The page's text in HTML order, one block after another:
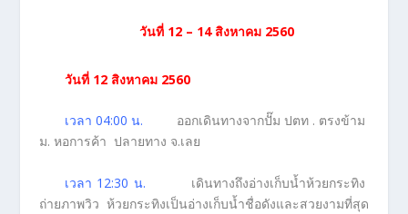
วันที่ 12 – 14 สิงหาคม 2560
วันที่ 12 สิงหาคม 2560
เวลา 04:00 น. ออกเดินทางจากปั๊ม ปตท . ตรงข้าม
ม. หอการค้า ปลายทาง จ.เลย
เวลา 12:30 น. เดินทางถึงอ่างเก็บน้ำห้วยกระทิง
ถ่ายภาพวิว ห้วยกระทิงเป็นอ่างเก็บน้ำชื่อดังและสวยงามที่สุด